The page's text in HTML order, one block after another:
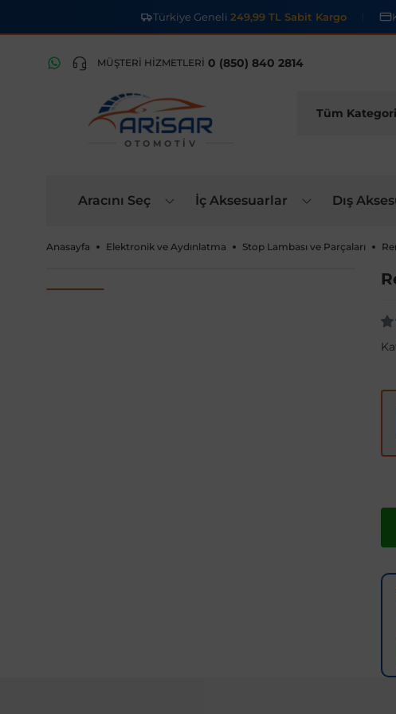
Türkiye Geneli 249,99 TL Sabit Kargo
MÜŞTERİ HİZMETLERİ 0 (850) 840 2814
OTOMOTIV
Aracını Seç İç Aksesuarlar Dış
Anasayfa Elektronik ve Aydınlatma Stop Lambası ve Parçaları